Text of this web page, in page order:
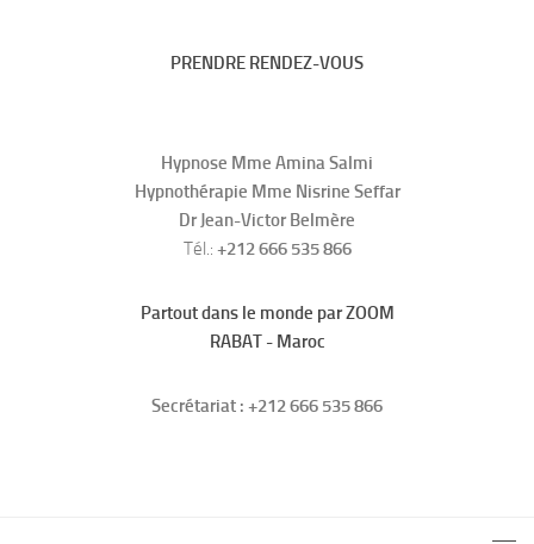
PRENDRE RENDEZ-VOUS
Hypnose Mme Amina Salmi
Hypnothérapie Mme Nisrine Seffar
Dr Jean-Victor Belmère
Tél.: +212 666 535 866
Partout dans le monde par ZOOM
RABAT - Maroc
Secrétariat : +212 666 535 866